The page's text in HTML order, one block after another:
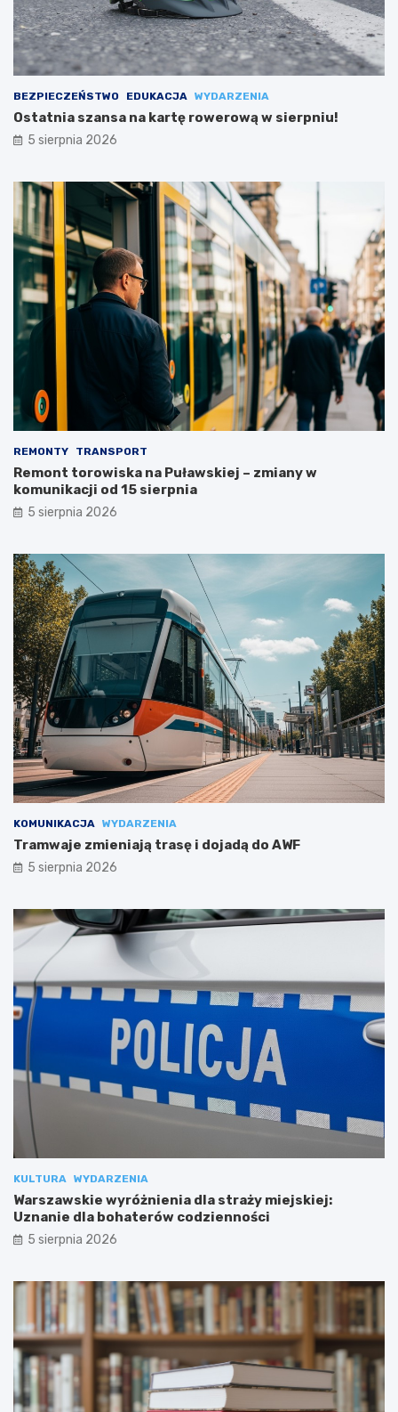
BEZPIECZEŃSTWO EDUKACJA WYDARZENIA
Ostatnia szansa na kartę rowerową w sierpniu!
5 sierpnia 2026
REMONTY TRANSPORT
Remont torowiska na Puławskiej – zmiany w
komunikacji od 15 sierpnia
5 sierpnia 2026
KOMUNIKACJA WYDARZENIA
Tramwaje zmieniają trasę i dojadą do AWF
5 sierpnia 2026
KULTURA WYDARZENIA
Warszawskie wyróżnienia dla straży miejskiej:
Uznanie dla bohaterów codzienności
5 sierpnia 2026